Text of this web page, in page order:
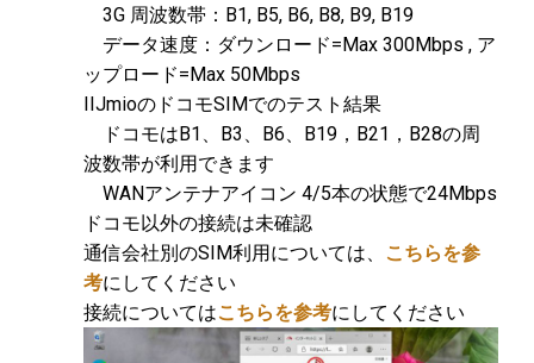
3G 周波数帯：B1, B5, B6, B8, B9, B19
データ速度：ダウンロード=Max 300Mbps , ア
ップロード=Max 50Mbps
IIJmioのドコモSIMでのテスト結果
ドコモはB1、B3、B6、B19，B21，B28の周
波数帯が利用できます
WANアンテナアイコン 4/5本の状態で24Mbps
ドコモ以外の接続は未確認
通信会社別のSIM利用については、
こちらを参
考にしてください
接続についてはこちらを参考にしてください